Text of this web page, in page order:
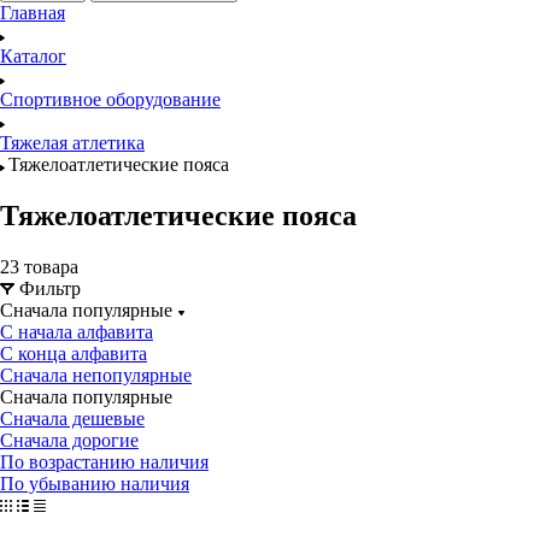
Главная
Каталог
Спортивное оборудование
Тяжелая атлетика
Тяжелоатлетические пояса
Тяжелоатлетические пояса
23 товара
Фильтр
Сначала популярные
С начала алфавита
С конца алфавита
Сначала непопулярные
Сначала популярные
Сначала дешевые
Сначала дорогие
По возрастанию наличия
По убыванию наличия